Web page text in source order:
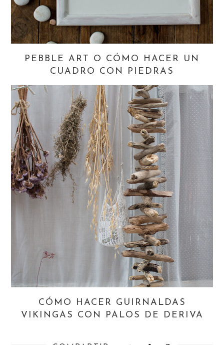
PEBBLE ART O CÓMO HACER UN
CUADRO CON PIEDRAS
CÓMO HACER GUIRNALDAS
VIKINGAS CON PALOS DE DERIVA